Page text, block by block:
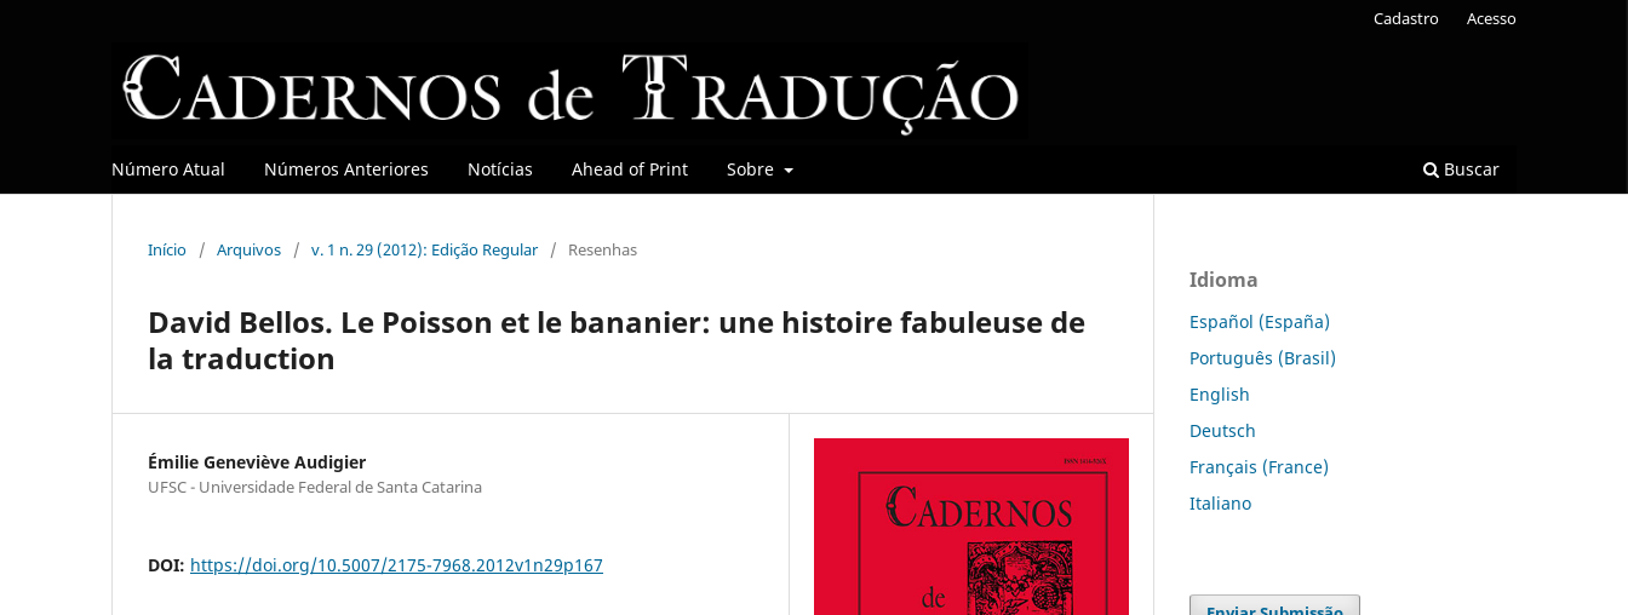
Número Atual Números Anteriores Notícias Ahead of Print Sobre Buscar
Cadastro Acesso
Início / Arquivos / v. 1 n. 29 (2012): Edição Regular / Resenhas
David Bellos. Le Poisson et le bananier: une histoire fabuleuse de
la traduction
Émilie Geneviève Audigier
UFSC - Universidade Federal de Santa Catarina
DOI: https://doi.org/10.5007/2175-7968.2012v1n29p167
Idioma
Español (España)
Português (Brasil)
English
Deutsch
Français (France)
Italiano